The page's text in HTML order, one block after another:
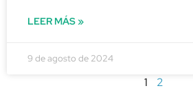
LEER MÁS »
9 de agosto de 2024
1 2